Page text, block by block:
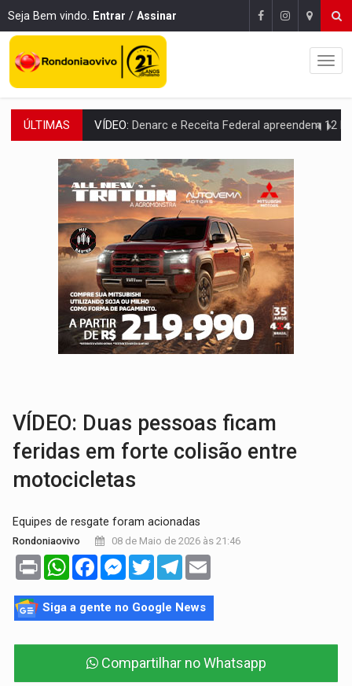
Seja Bem vindo. Entrar / Assinar
ÚLTIMAS OPERAÇÃO DA PC:Membros do CV são presos com armas e drogas após
ENTRADA GRATUITA:Espetáculo As Marias Somos Nós será
VÍDEO:Três são presos após furto de motocicleta em frente
CELEBRAÇÃO:Cerejeiras completa 43 anos de emancipação com
SAÚDE:Anvisa desmente boato sobre presença de plástico ou
VÍDEO:Pitbulls fogem de residência e atacam casal de idosos
AÇÃO CONJUNTA: Forças policiais apreendem cerca de 1kg de
PF ESTÁ APURANDO:Flávio Bolsonaro escolhe Alfredo Gaspar como vice, alvo de
VÍDEO: Duas pessoas ficam
feridas em forte colisão entre
motocicletas
Equipes de resgate foram acionadas
Rondoniaovivo 08 de Maio de 2026 às 21:46
Print WhatsAppFacebookMessenger
TwitterTelegram
Siga a gente no Google News
Compartilhar no Whatsapp